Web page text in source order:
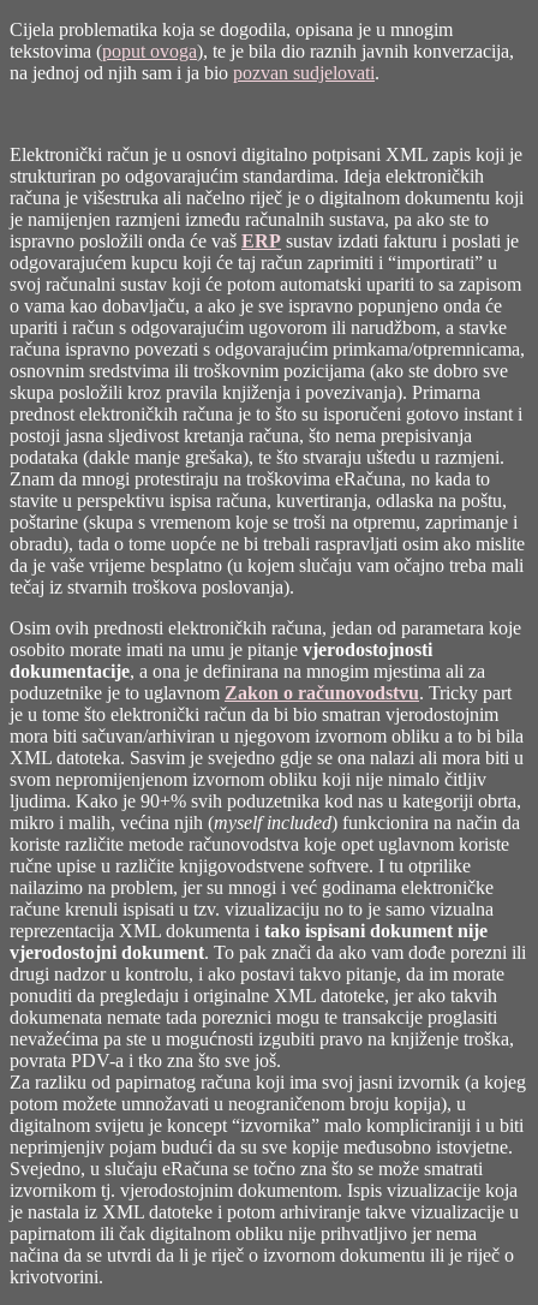
Cijela problematika koja se dogodila, opisana je u mnogim
tekstovima (poput ovoga), te je bila dio raznih javnih konverzacija,
na jednoj od njih sam i ja bio pozvan sudjelovati.
Elektronički račun je u osnovi digitalno potpisani XML zapis koji je
strukturiran po odgovarajućim standardima. Ideja elektroničkih
računa je višestruka ali načelno riječ je o digitalnom dokumentu koji
je namijenjen razmjeni između računalnih sustava, pa ako ste to
ispravno posložili onda će vaš ERP sustav izdati fakturu i poslati je
odgovarajućem kupcu koji će taj račun zaprimiti i “importirati” u
svoj računalni sustav koji će potom automatski upariti to sa zapisom
o vama kao dobavljaču, a ako je sve ispravno popunjeno onda će
upariti i račun s odgovarajućim ugovorom ili narudžbom, a stavke
računa ispravno povezati s odgovarajućim primkama/otpremnicama,
osnovnim sredstvima ili troškovnim pozicijama (ako ste dobro sve
skupa posložili kroz pravila knjiženja i povezivanja). Primarna
prednost elektroničkih računa je to što su isporučeni gotovo instant i
postoji jasna sljedivost kretanja računa, što nema prepisivanja
podataka (dakle manje grešaka), te što stvaraju uštedu u razmjeni.
Znam da mnogi protestiraju na troškovima eRačuna, no kada to
stavite u perspektivu ispisa računa, kuvertiranja, odlaska na poštu,
poštarine (skupa s vremenom koje se troši na otpremu, zaprimanje i
obradu), tada o tome uopće ne bi trebali raspravljati osim ako mislite
da je vaše vrijeme besplatno (u kojem slučaju vam očajno treba mali
tečaj iz stvarnih troškova poslovanja).
Osim ovih prednosti elektroničkih računa, jedan od parametara koje
osobito morate imati na umu je pitanje vjerodostojnosti
dokumentacije, a ona je definirana na mnogim mjestima ali za
poduzetnike je to uglavnom Zakon o računovodstvu. Tricky part
je u tome što elektronički račun da bi bio smatran vjerodostojnim
mora biti sačuvan/arhiviran u njegovom izvornom obliku a to bi bila
XML datoteka. Sasvim je svejedno gdje se ona nalazi ali mora biti u
svom nepromijenjenom izvornom obliku koji nije nimalo čitljiv
ljudima. Kako je 90+% svih poduzetnika kod nas u kategoriji obrta,
mikro i malih, većina njih (myself included) funkcionira na način da
koriste različite metode računovodstva koje opet uglavnom koriste
ručne upise u različite knjigovodstvene softvere. I tu otprilike
nailazimo na problem, jer su mnogi i već godinama elektroničke
račune krenuli ispisati u tzv. vizualizaciju no to je samo vizualna
reprezentacija XML dokumenta i tako ispisani dokument nije
vjerodostojni dokument. To pak znači da ako vam dođe porezni ili
drugi nadzor u kontrolu, i ako postavi takvo pitanje, da im morate
ponuditi da pregledaju i originalne XML datoteke, jer ako takvih
dokumenata nemate tada poreznici mogu te transakcije proglasiti
nevažećima pa ste u mogućnosti izgubiti pravo na knjiženje troška,
povrata PDV-a i tko zna što sve još.
Za razliku od papirnatog računa koji ima svoj jasni izvornik (a kojeg
potom možete umnožavati u neograničenom broju kopija), u
digitalnom svijetu je koncept “izvornika” malo kompliciraniji i u biti
neprimjenjiv pojam budući da su sve kopije međusobno istovjetne.
Svejedno, u slučaju eRačuna se točno zna što se može smatrati
izvornikom tj. vjerodostojnim dokumentom. Ispis vizualizacije koja
je nastala iz XML datoteke i potom arhiviranje takve vizualizacije u
papirnatom ili čak digitalnom obliku nije prihvatljivo jer nema
načina da se utvrdi da li je riječ o izvornom dokumentu ili je riječ o
krivotvorini.